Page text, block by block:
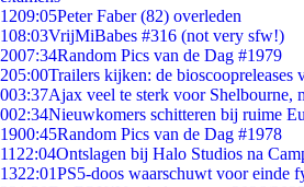
1209:05Peter Faber (82) overleden
108:03VrijMiBabes #316 (not very sfw!)
2007:34Random Pics van de Dag #1979
205:00Trailers kijken: de bioscoopreleases
003:37Ajax veel te sterk voor Shelbourne,
002:34Nieuwkomers schitteren bij ruime
1900:45Random Pics van de Dag #1978
11 22:04Ontslagen bij Halo Studios na
1322:01PS5-doos waarschuwt voor einde